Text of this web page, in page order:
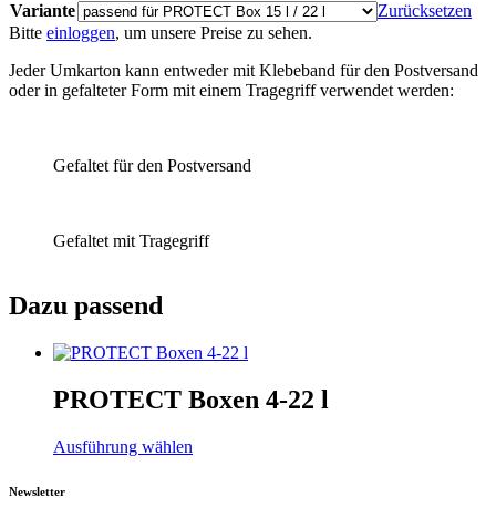
Variante
Zurücksetzen
Bitte einloggen, um unsere Preise zu sehen.
Jeder Umkarton kann entweder mit Klebeband für den Postversand
oder in gefalteter Form mit einem Tragegriff verwendet werden:
Gefaltet für den Postversand
Gefaltet mit Tragegriff
Dazu passend
PROTECT Boxen 4-22 l
Ausführung wählen
Newsletter